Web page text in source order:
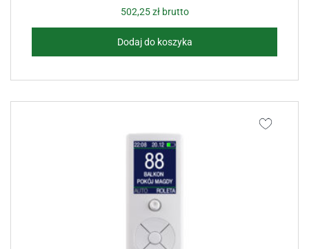
502,25złbrutto
Dodaj do koszyka